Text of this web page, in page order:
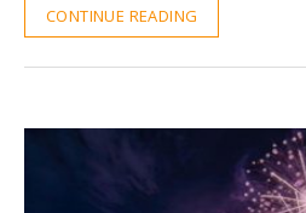
CONTINUE READING